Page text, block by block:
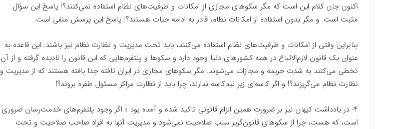
اکنون جان کلام این است که مگر سکوهای مجازی از امکانات و ظرفیت‌های نظام استفاده نمی‌کنند؟! پاسخ این سؤال
مثبت است. و مگر بدون استفاده از امکانات نظام، قادر به ادامه حیات هستند؟! پاسخ این پرسش منفی است.
بنابراین وقتی از امکانات و ظرفیت‌های نظام استفاده می‌کنند، باید تحت مدیریت و نظارت نظام نیز باشند. این قاعده به
عنوان یک قانون لازم‌الاتباع در همه کشورهای دنیا وجود دارد و سکوها و پلتفرم‌هایی که این قانون را نادیده گرفته و از آن
تخطی می‌کنند به شدت جریمه و مجازات می‌شوند. مگر سکوهای مجازی در ایران تافته جدا بافته هستند که از مدیریت و
نظارت نظام می‌گریزند؟! و اگر کاسه‌ای زیر نیم‌کاسه ندارند، چرا باید از نظارت مراکز مسئول طفره بروند؟!
۴- در یادداشت کیهان نیز بر ضرورت همین الزام قانونی تاکید شده و آمده بود « ‌اگر وجود پلتفرم‌های خدمت‌رسان ضروری
است، که هست، چرا از سکوهای قانون‌گریز سلب صلاحیت نمی‌شود و مدیریت آنها به افراد صاحب صلاحیت و تحت